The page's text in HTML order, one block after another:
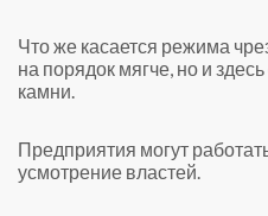
Что же касается режима
на порядок мягче, но и
камни.
Предприятия могут
усмотрение властей.